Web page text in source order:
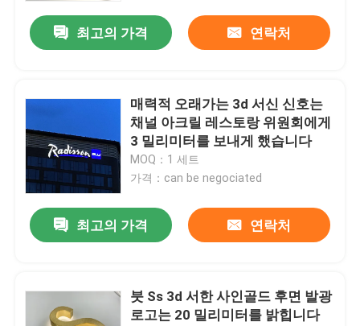
최고의 가격 연락처
매력적 오래가는 3d 서신 신호는
채널 아크릴 레스토랑 위원회에게
3 밀리미터를 보내게 했습니다
MOQ：1 세트
가격：can be negociated
최고의 가격 연락처
붓 Ss 3d 서한 사인골드 후면 발광
로고는 20 밀리미터를 밝힙니다